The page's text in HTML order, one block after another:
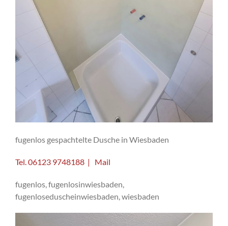
fugenlos gespachtelte Dusche in Wiesbaden
Tel. 06123 9748188 | Mail
fugenlos, fugenlosinwiesbaden,
fugenloseduscheinwiesbaden, wiesbaden